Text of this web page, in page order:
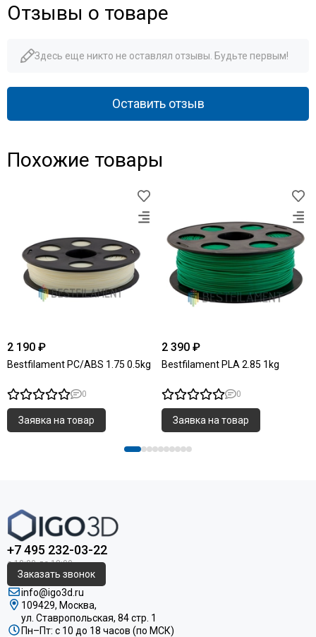
Отзывы о товаре
Здесь еще никто не оставлял отзывы. Будьте первым!
Оставить отзыв
Похожие товары
2 190 ₽
Bestfilament PC/ABS 1.75 0.5kg
0
Заявка на товар
2 390 ₽
Bestfilament PLA 2.85 1kg
0
Заявка на товар
+7 495 232-03-22
Заказать звонок
info@igo3d.ru
109429, Москва,
ул. Ставропольская, 84 стр. 1
Пн–Пт: с 10 до 18 часов (по МСК)